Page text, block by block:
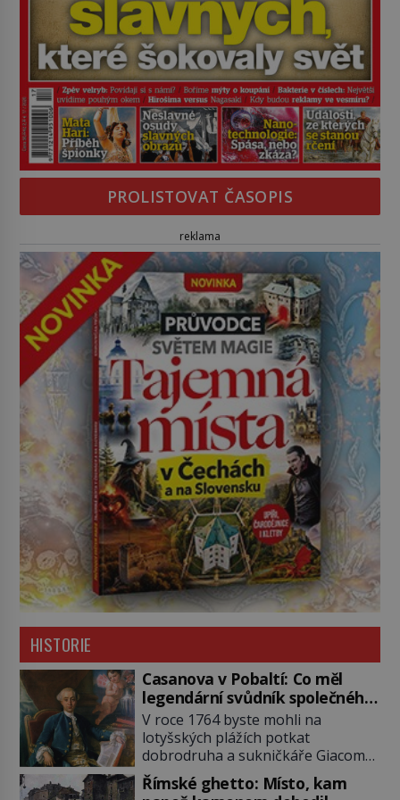
PROLISTOVAT ČASOPIS
reklama
HISTORIE
Casanova v Pobaltí: Co měl
legendární svůdník společného
se svobodnými zednáři?
V roce 1764 byste mohli na
lotyšských plážích potkat
dobrodruha a sukničkáře Giacoma
Casanovu. Jeho cesta k Baltskému
moři však nebyla turistickým
Římské ghetto: Místo, kam